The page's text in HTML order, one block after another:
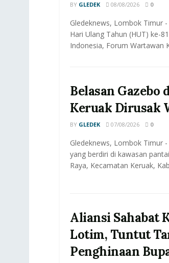
BY GLEDEK 08/08/2026 0
Gledeknews, Lombok Timur
Hari Ulang Tahun (HUT) ke-
Indonesia, Forum Wartawan
Belasan Gazebo
Keruak Dirusak
BY GLEDEK 07/08/2026 0
Gledeknews, Lombok Timur
yang berdiri di kawasan
Raya, Kecamatan Keruak,
Aliansi Sahabat
Lotim, Tuntut
Penghinaan